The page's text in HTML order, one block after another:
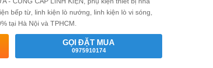
bếp từ, linh kiện lò nướng, linh kiện lò vi sóng,
tại Hà Nội và TPHCM.
GỌI ĐẶT MUA
0975910174